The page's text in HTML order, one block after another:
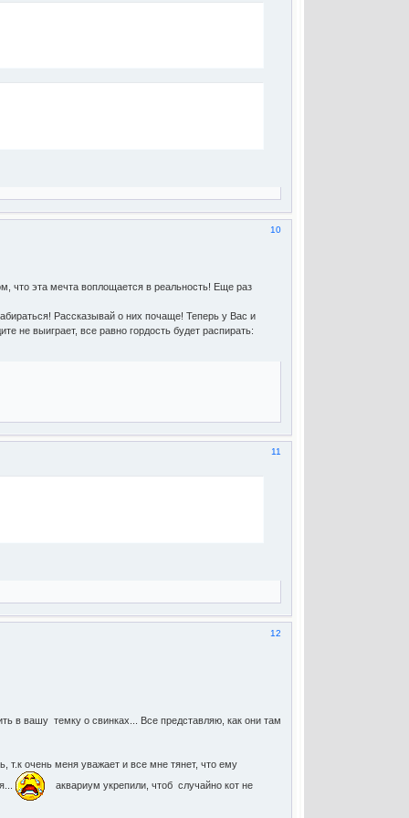
10
что эта мечта воплощается в реальность! Еще раз
Рассказывай о них почаще! Теперь у Вас и
не выиграет, все равно гордость будет распирать:
11
12
в вашу темку о свинках... Все представляю, как они там
т.к очень меня уважает и все мне тянет, что ему
аквариум укрепили, чтоб случайно кот не